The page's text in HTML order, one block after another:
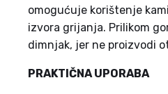
omogućuje korištenje
izvora grijanja. Prilikom
dimnjak, jer ne proizvodi
PRAKTIČNA UPORABA